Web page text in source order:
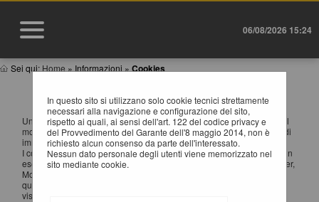
06/08/2026 15:24
Sei qui: Home » Informazioni » Cookies
In questo sito si utilizzano solo cookie tecnici strettamente
necessari alla navigazione e configurazione del sito,
rispetto ai quali, ai sensi dell'art. 122 del codice privacy e
del Provvedimento del Garante dell'8 maggio 2014, non è
richiesto alcun consenso da parte dell'interessato.
Nessun dato personale degli utenti viene memorizzato nel
sito mediante cookie.
INFORMATIVA SUI COOKIES
Un "cookie" è un piccolo file di testo creato sul computer dell'utente al
momento in cui questo accede ad un determinato sito, con lo scopo di
immagazzinare e trasportare informazioni.
I cookie sono inviati da un server web (che è il computer sul quale è in
esecuzione il sito web visitato) al browser dell'utente (Internet Explorer,
Mozilla Firefox, Google Chrome, ecc.) e memorizzati sul computer di
quest'ultimo; vengono, quindi, re-inviati al sito web al momento delle
visite successive.